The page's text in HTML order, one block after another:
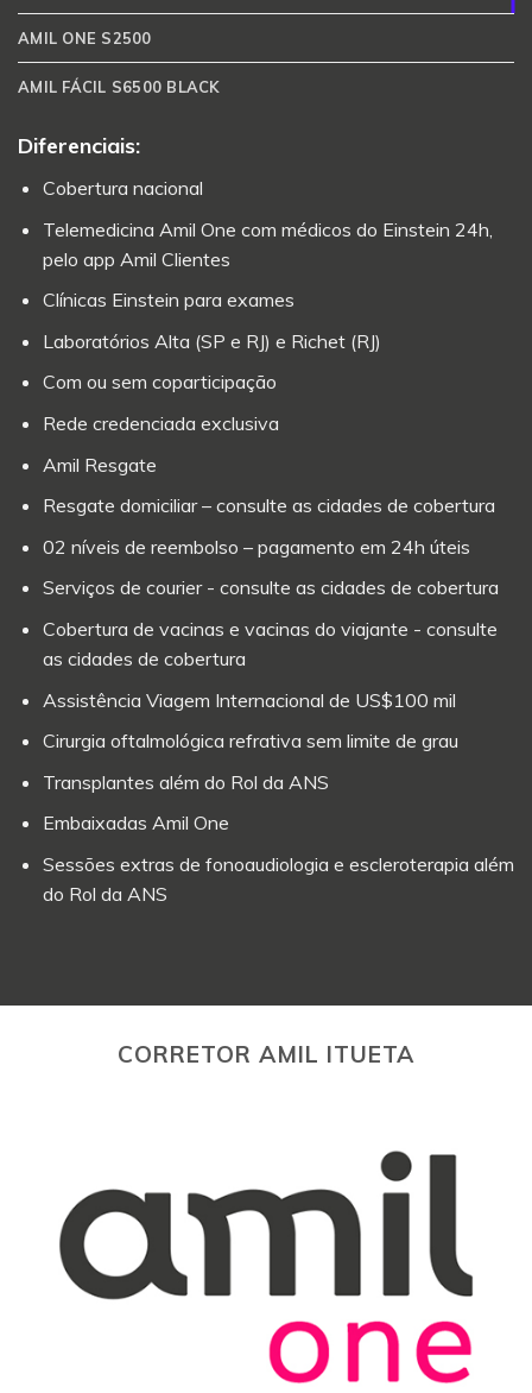
AMIL ONE S2500
AMIL FÁCIL S6500 BLACK
Diferenciais:
Cobertura nacional
Telemedicina Amil One com médicos do Einstein 24h,
pelo app Amil Clientes
Clínicas Einstein para exames
Laboratórios Alta (SP e RJ) e Richet (RJ)
Com ou sem coparticipação
Rede credenciada exclusiva
Amil Resgate
Resgate domiciliar – consulte as cidades de cobertura
02 níveis de reembolso – pagamento em 24h úteis
Serviços de courier - consulte as cidades de cobertura
Cobertura de vacinas e vacinas do viajante - consulte
as cidades de cobertura
Assistência Viagem Internacional de US$100 mil
Cirurgia oftalmológica refrativa sem limite de grau
Transplantes além do Rol da ANS
Embaixadas Amil One
Sessões extras de fonoaudiologia e escleroterapia além
do Rol da ANS
CORRETOR AMIL ITUETA